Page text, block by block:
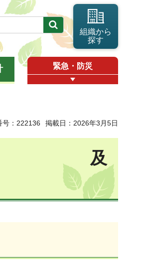
組織から
探す
緊急・防災
号：222136 掲載日：2026年3月5日
事業 及